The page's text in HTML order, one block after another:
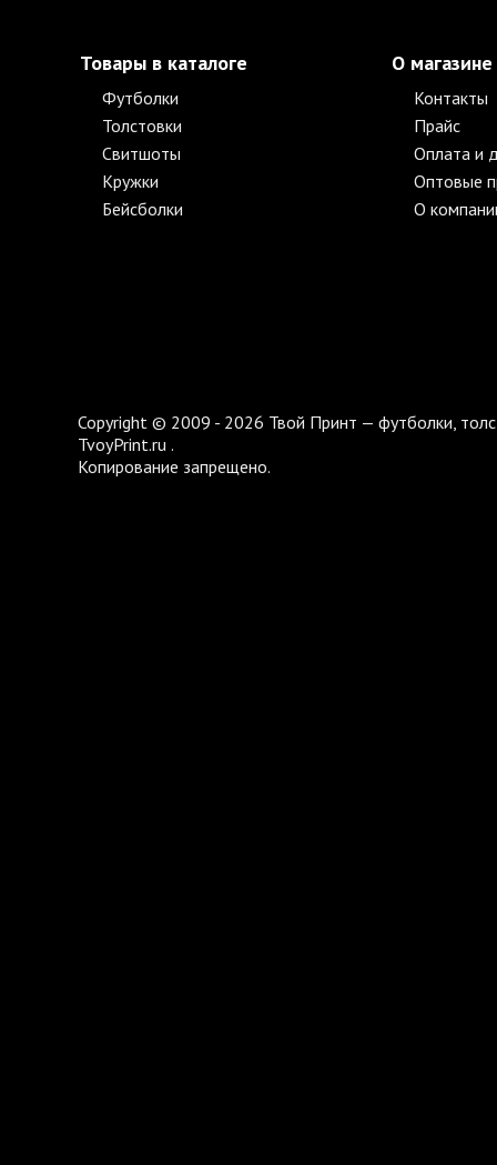
Товары в каталоге
Футболки
Толстовки
Свитшоты
Кружки
Бейсболки
О магазине
Контакты
Прайс
Оплата и
Оптовые
О
Copyright © 2009 - 2026 Твой Принт — футболки,
TvoyPrint.ru .
Копирование запрещено.